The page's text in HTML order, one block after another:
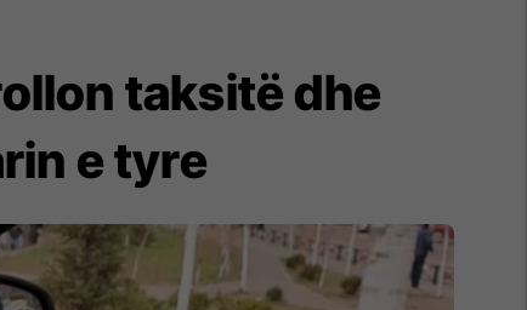
taksitë dhe
e tyre